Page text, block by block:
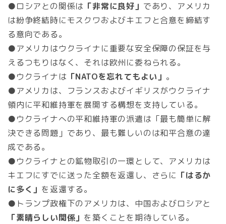
●ロシアとの関係は 「非常に良好」 であり、アメリカ
は紛争終結時にモスクワおよびキエフと合意を締結す
る意向である。
●アメリカはウクライナに重要な安全保障の保証を与
えるつもりはなく、それは欧州に委ねられる。
●ウクライナは 「NATOを忘れてもよい」 。
●アメリカは、フランスおよびイギリスがウクライナ
領内に平和維持軍を展開する構想を支持している。
●ウクライナへの平和維持軍の派遣は「最も簡単に解
決できる問題」であり、最も難しいのは和平合意の達
成である。
●ウクライナとの鉱物取引の一環として、アメリカは
キエフにすでに送った全額を返還し、さらに 「はるか
に多く」 を返還する。
●トランプ政権下のアメリカは、中国およびロシアと
「素晴らしい関係」 を築くことを期待している。